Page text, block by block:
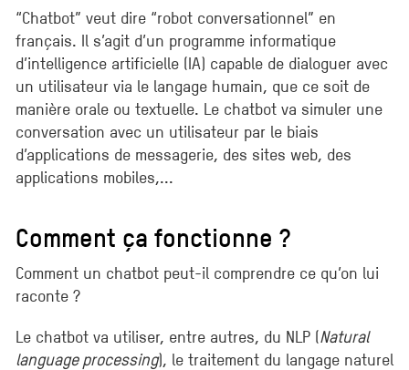
“Chatbot” veut dire “robot conversationnel” en
français. Il s’agit d’un programme informatique
d’intelligence artificielle (IA) capable de dialoguer avec
un utilisateur via le langage humain, que ce soit de
manière orale ou textuelle. Le chatbot va simuler une
conversation avec un utilisateur par le biais
d’applications de messagerie, des sites web, des
applications mobiles,...
Comment ça fonctionne ?
Comment un chatbot peut-il comprendre ce qu’on lui
raconte ?
Le chatbot va utiliser, entre autres, du NLP (Natural
language processing), le traitement du langage naturel